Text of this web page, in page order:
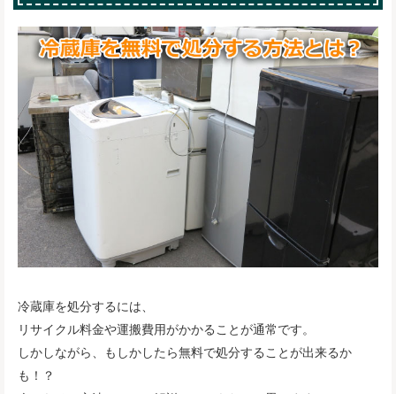
冷蔵庫を処分するには、
リサイクル料金や運搬費用がかかることが通常です。
しかしながら、もしかしたら無料で処分することが出来るか
も！？